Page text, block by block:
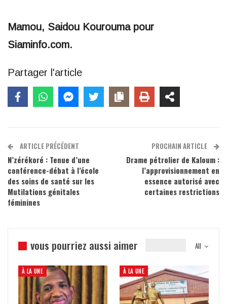
Mamou, Saidou Kourouma pour
Siaminfo.com.
Partager l'article
ARTICLE PRÉCÉDENT
N’zérékoré : Tenue d’une
conférence-débat à l’école
des soins de santé sur les
Mutilations génitales
féminines
PROCHAIN ARTICLE
Drame pétrolier de Kaloum :
l’approvisionnement en
essence autorisé avec
certaines restrictions
All
vous pourriez aussi aimer
À LA UNE À LA UNE